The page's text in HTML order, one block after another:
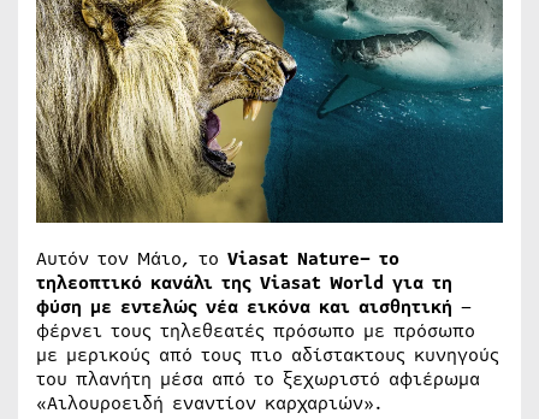
Αυτόν τον Μάιο, το Viasat Nature– το
τηλεοπτικό κανάλι της Viasat World για τη
φύση με εντελώς νέα εικόνα και αισθητική –
φέρνει τους τηλεθεατές πρόσωπο με πρόσωπο
με μερικούς από τους πιο αδίστακτους κυνηγούς
του πλανήτη μέσα από το ξεχωριστό αφιέρωμα
«Αιλουροειδή εναντίον καρχαριών».